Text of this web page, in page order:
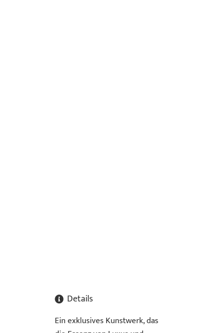
Details
Ein exklusives Kunstwerk, das